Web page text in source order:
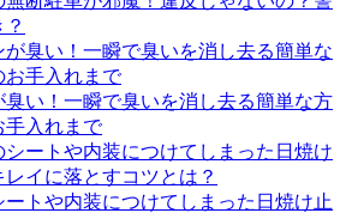
い！一瞬で臭いを消し去る簡単な方
手入れまで
ートや内装につけてしまった日焼け止